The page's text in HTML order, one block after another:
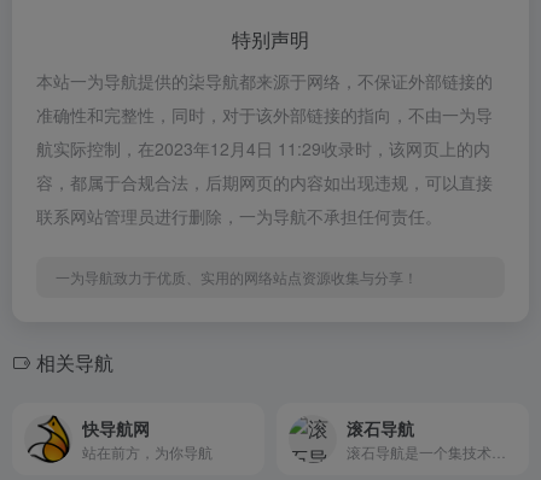
特别声明
本站一为导航提供的柒导航都来源于网络，不保证外部链接的
准确性和完整性，同时，对于该外部链接的指向，不由一为导
航实际控制，在2023年12月4日 11:29收录时，该网页上的内
容，都属于合规合法，后期网页的内容如出现违规，可以直接
联系网站管理员进行删除，一为导航不承担任何责任。
一为导航致力于优质、实用的网络站点资源收集与分享！
相关导航
快导航网
站在前方，为你导航
滚石导航